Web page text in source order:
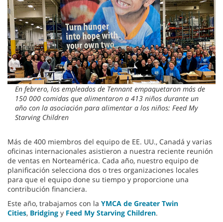
En febrero, los empleados de Tennant empaquetaron más de
150 000 comidas que alimentaron a 413 niños durante un
año con la asociación para alimentar a los niños: Feed My
Starving Children
Más de 400 miembros del equipo de EE. UU., Canadá y varias
oficinas internacionales asistieron a nuestra reciente reunión
de ventas en Norteamérica. Cada año, nuestro equipo de
planificación selecciona dos o tres organizaciones locales
para que el equipo done su tiempo y proporcione una
contribución financiera.
Este año, trabajamos con la YMCA de Greater Twin
Cities, Bridging y Feed My Starving Children.